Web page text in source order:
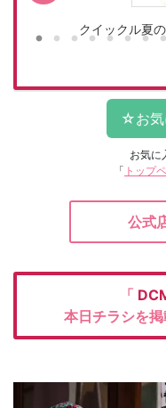
クイックル夏
お気に
「 トップ
公式
「
本日チラシを